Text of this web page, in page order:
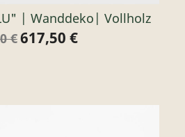
| Wanddeko| Vollholz
€Preis
617,50 €